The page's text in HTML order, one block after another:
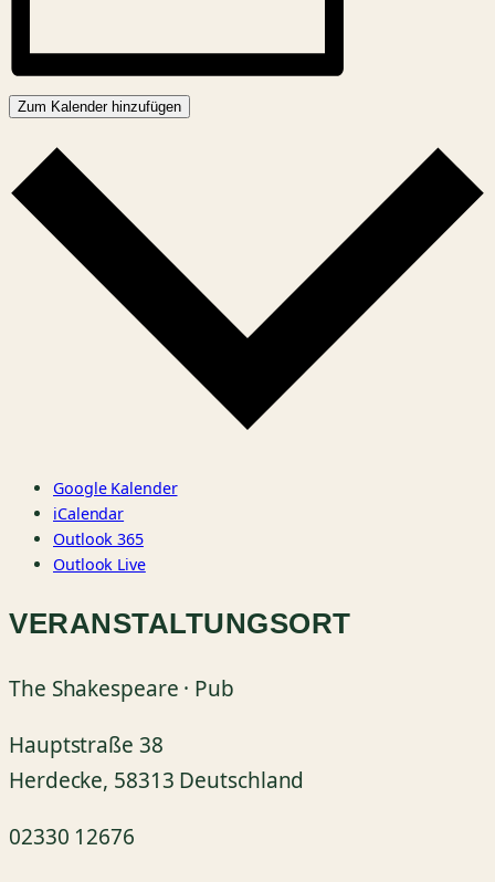
Zum Kalender hinzufügen
Google Kalender
iCalendar
Outlook 365
Outlook Live
VERANSTALTUNGSORT
The Shakespeare · Pub
Hauptstraße 38
Herdecke, 58313 Deutschland
02330 12676